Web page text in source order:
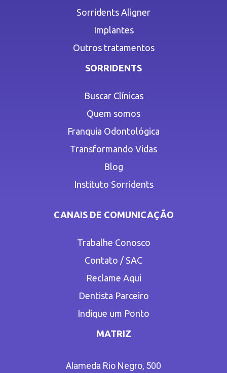
Sorridents Aligner
Implantes
Outros tratamentos
SORRIDENTS
Buscar Clínicas
Quem somos
Franquia Odontológica
Transformando Vidas
Blog
Instituto Sorridents
CANAIS DE COMUNICAÇÃO
Trabalhe Conosco
Contato / SAC
Reclame Aqui
Dentista Parceiro
Indique um Ponto
MATRIZ
Alameda Rio Negro, 500